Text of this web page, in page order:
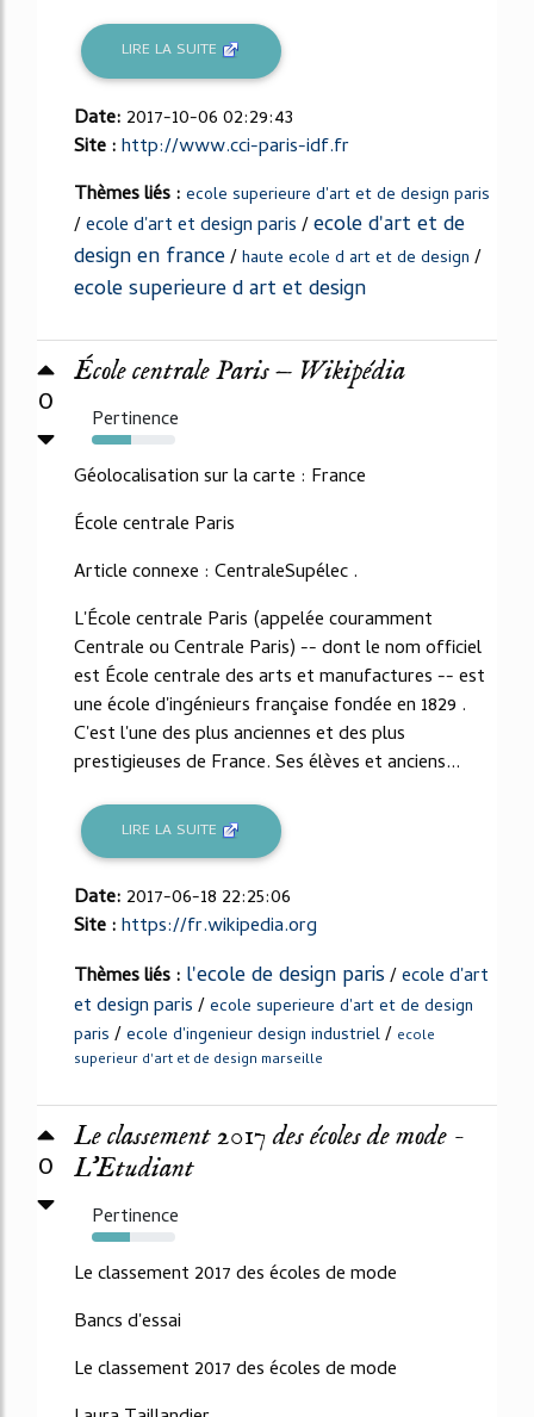
LIRE LA SUITE
Date: 2017-10-06 02:29:43
Site :http://www.cci-paris-idf.fr
Thèmes liés : ecole superieure d'art et de design paris
/ecole d'art et design paris/ecole d'art et de
design en france/haute ecole d art et de design /
ecole superieure d art et design
0
École centrale Paris — Wikipédia
Pertinence
47%
Géolocalisation sur la carte : France
École centrale Paris
Article connexe : CentraleSupélec .
L'École centrale Paris (appelée couramment
Centrale ou Centrale Paris) -- dont le nom officiel
est École centrale des arts et manufactures -- est
une école d'ingénieurs française fondée en 1829 .
C'est l'une des plus anciennes et des plus
prestigieuses de France. Ses élèves et anciens...
LIRE LA SUITE
Date: 2017-06-18 22:25:06
Site :https://fr.wikipedia.org
Thèmes liés : l'ecole de design paris/ecole d'art
et design paris/ecole superieure d'art et de design
paris /ecole d'ingenieur design industriel/ ecole
superieur d'art et de design marseille
0
Le classement 2017 des écoles de mode -
L'Etudiant
Pertinence
46%
Le classement 2017 des écoles de mode
Bancs d'essai
Le classement 2017 des écoles de mode